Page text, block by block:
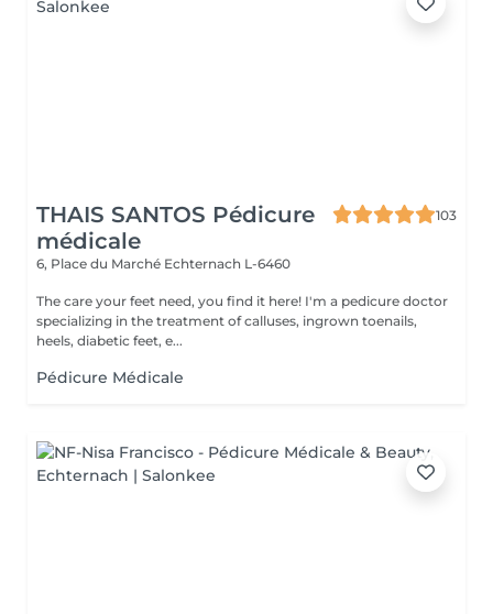
THAIS SANTOS Pédicure
médicale
103
6, Place du Marché Echternach L-6460
The care your feet need, you find it here! I'm a pedicure doctor
specializing in the treatment of calluses, ingrown toenails,
heels, diabetic feet, e...
Pédicure Médicale